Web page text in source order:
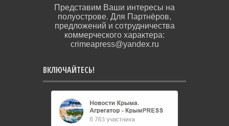
Представим Ваши интересы на
полуострове. Для Партнёров,
предложений и сотрудничества
коммерческого характера:
crimeapress@yandex.ru
ВКЛЮЧАЙТЕСЬ!